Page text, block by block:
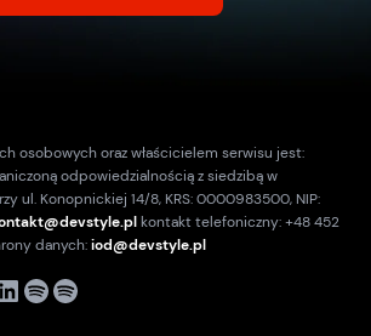
osobowych oraz właścicielem serwisu jest:
odpowiedzialnością z siedzibą w
ul. Konopnickiej 14/8, KRS: 0000983500, NIP:
kontakt telefoniczny: +48 452
danych:iod@devstyle.pl